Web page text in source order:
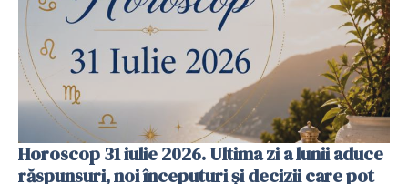
Horoscop 31 iulie 2026. Ultima zi a lunii aduce
răspunsuri, noi începuturi și decizii care pot